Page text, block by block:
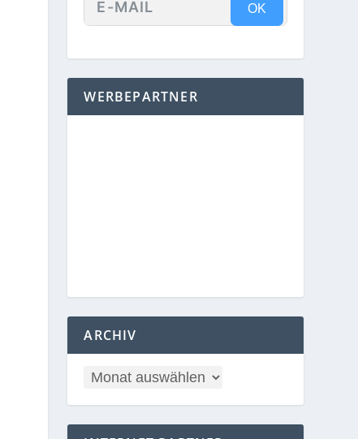
OK
WERBEPARTNER
ARCHIV